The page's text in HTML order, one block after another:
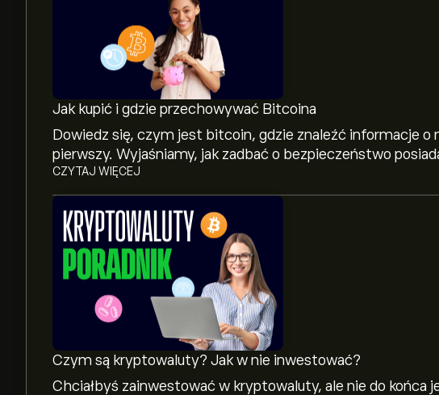
Jak kupić i gdzie przechowywać Bitcoina
Dowiedz się, czym jest bitcoin, gdzie znaleźć informacje o
pierwszy. Wyjaśniamy, jak zadbać o bezpieczeństwo
CZYTAJ WIĘCEJ
Czym są kryptowaluty? Jak w nie inwestować?
Chciałbyś zainwestować w kryptowaluty, ale nie do końca